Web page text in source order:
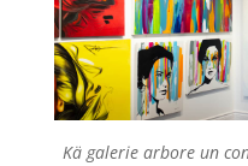
Kä galerie arbore un